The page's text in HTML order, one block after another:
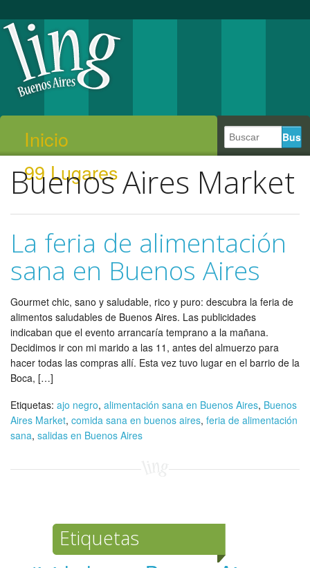
Inicio
99 Lugares
Buenos Aires Market
La feria de alimentación
sana en Buenos Aires
Gourmet chic, sano y saludable, rico y puro: descubra la feria de
alimentos saludables de Buenos Aires. Las publicidades
indicaban que el evento arrancaría temprano a la mañana.
Decidimos ir con mi marido a las 11, antes del almuerzo para
hacer todas las compras allí. Esta vez tuvo lugar en el barrio de la
Boca, […]
Etiquetas: ajo negro, alimentación sana en Buenos Aires, Buenos
Aires Market, comida sana en buenos aires, feria de alimentación
sana, salidas en Buenos Aires
Etiquetas